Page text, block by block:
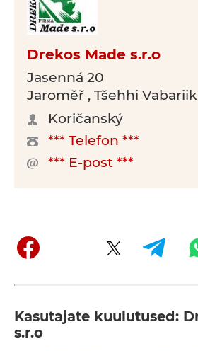
Drekos Made s.r.o
Jasenná 20
Jaroměř , Tšehhi Vabariik
Koričanský
*** Telefon ***
*** E-post ***
Kasutajate kuulutused:
s.r.o